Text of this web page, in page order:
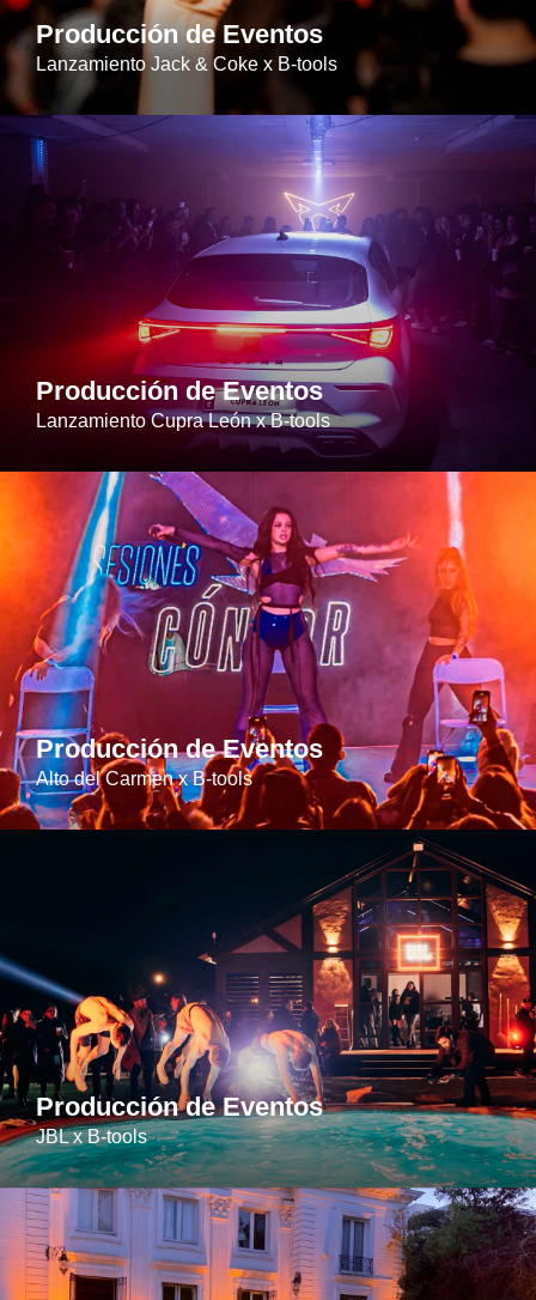
Producción de Eventos
Lanzamiento Jack & Coke x B-tools
Producción de Eventos
Lanzamiento Cupra León x B-tools
Producción de Eventos
Alto del Carmen x B-tools
Producción de Eventos
JBL x B-tools